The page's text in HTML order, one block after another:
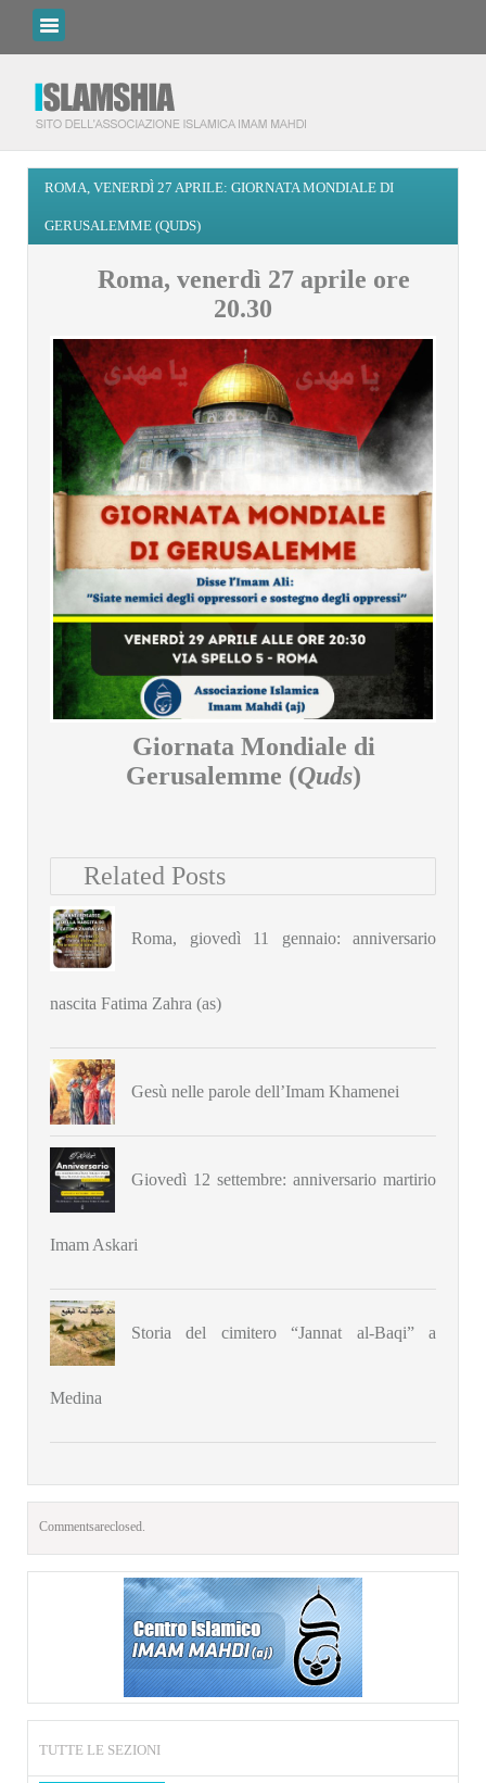
ROMA, VENERDÌ 27 APRILE: GIORNATA MONDIALE DI
GERUSALEMME (QUDS)
Roma, venerdì 27 aprile ore
20.30
Giornata Mondiale di
Gerusalemme (Quds)
Related Posts
Roma, giovedì 11 gennaio: anniversario
nascita Fatima Zahra (as)
Gesù nelle parole dell’Imam Khamenei
Giovedì 12 settembre: anniversario martirio
Imam Askari
Storia del cimitero “Jannat al-Baqi” a
Medina
Comments are closed.
TUTTE LE SEZIONI